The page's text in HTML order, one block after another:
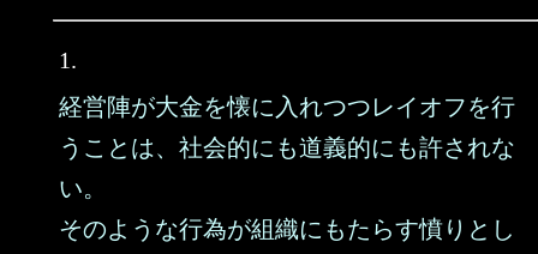
1.
経営陣が大金を懐に入れつつレイオフを行
うことは、社会的にも道義的にも許されな
い。
そのような行為が組織にもたらす憤りとし